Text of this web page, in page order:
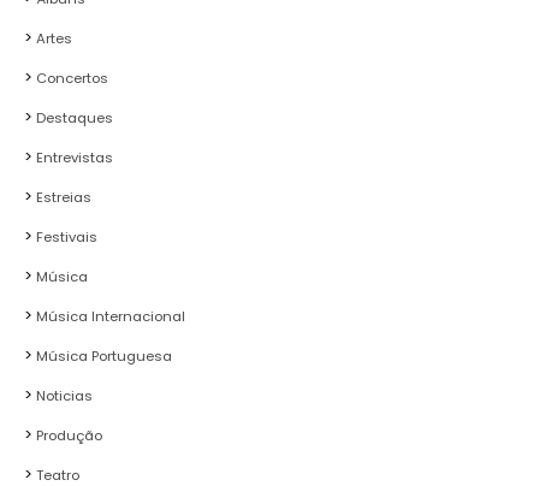
Artes
Concertos
Destaques
Entrevistas
Estreias
Festivais
Música
Música Internacional
Música Portuguesa
Noticias
Produção
Teatro